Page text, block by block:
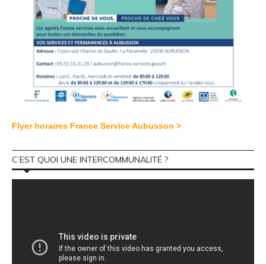
Flyer horaires France Service Aubusson >
C’EST QUOI UNE INTERCOMMUNALITÉ ?